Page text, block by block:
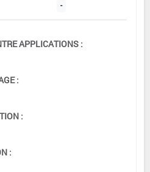
-
APPLICATIONS :
:
:
: